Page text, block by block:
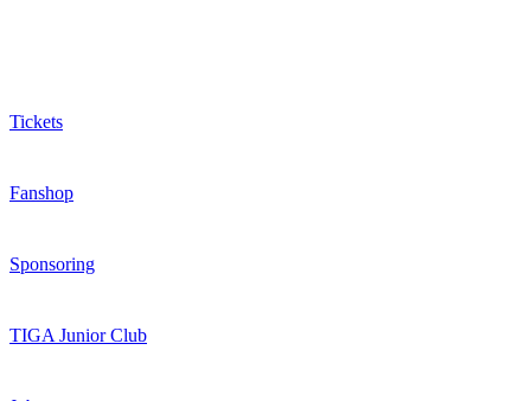
Tickets
Fanshop
Sponsoring
TIGA Junior Club